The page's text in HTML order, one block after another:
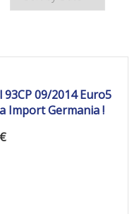
93CP 09/2014 Euro5
Import Germania !